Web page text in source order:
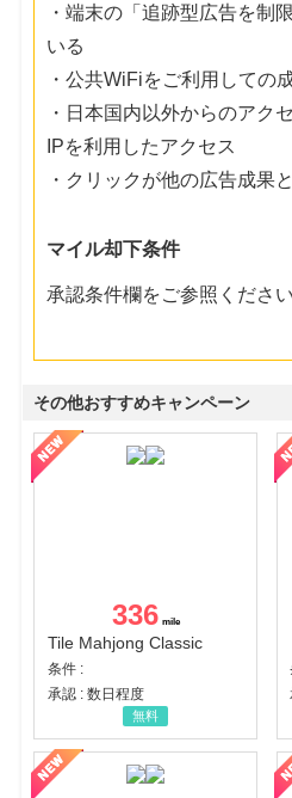
・端末の「追跡型広告を制
いる
・公共WiFiをご利用しての
・日本国内以外からのアク
IPを利用したアクセス
・クリックが他の広告成果
マイル却下条件
承認条件欄をご参照ください
その他おすすめキャンペーン
336
Tile Mahjong Classic
条件 :
承認 : 数日程度
無料